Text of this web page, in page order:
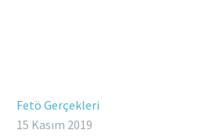
Fetö Gerçekleri
15 Kasım 2019